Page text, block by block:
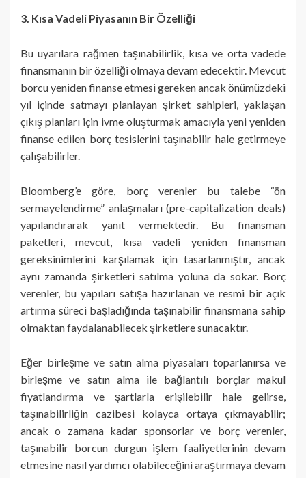
3. Kısa Vadeli Piyasanın Bir Özelliği
Bu uyarılara rağmen taşınabilirlik, kısa ve orta vadede
finansmanın bir özelliği olmaya devam edecektir. Mevcut
borcu yeniden finanse etmesi gereken ancak önümüzdeki
yıl içinde satmayı planlayan şirket sahipleri, yaklaşan
çıkış planları için ivme oluşturmak amacıyla yeni yeniden
finanse edilen borç tesislerini taşınabilir hale getirmeye
çalışabilirler.
Bloomberg’e göre, borç verenler bu talebe “ön
sermayelendirme” anlaşmaları (pre-capitalization deals)
yapılandırarak yanıt vermektedir. Bu finansman
paketleri, mevcut, kısa vadeli yeniden finansman
gereksinimlerini karşılamak için tasarlanmıştır, ancak
aynı zamanda şirketleri satılma yoluna da sokar. Borç
verenler, bu yapıları satışa hazırlanan ve resmi bir açık
artırma süreci başladığında taşınabilir finansmana sahip
olmaktan faydalanabilecek şirketlere sunacaktır.
Eğer birleşme ve satın alma piyasaları toparlanırsa ve
birleşme ve satın alma ile bağlantılı borçlar makul
fiyatlandırma ve şartlarla erişilebilir hale gelirse,
taşınabilirliğin cazibesi kolayca ortaya çıkmayabilir;
ancak o zamana kadar sponsorlar ve borç verenler,
taşınabilir borcun durgun işlem faaliyetlerinin devam
etmesine nasıl yardımcı olabileceğini araştırmaya devam